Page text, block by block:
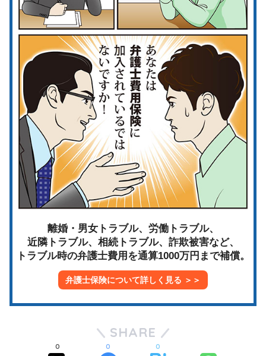
離婚・男女トラブル、労働トラブル、
近隣トラブル、相続トラブル、詐欺被害など、
トラブル時の弁護士費用を通算1000万円まで補償。
弁護士保険について詳しく見る ＞＞
SHARE
0 0 0